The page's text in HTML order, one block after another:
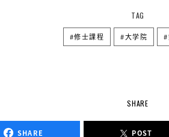
TAG
修士課程 大学院
SHARE
SHARE POST